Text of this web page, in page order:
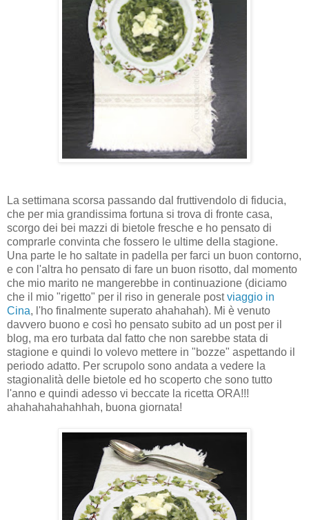
La settimana scorsa passando dal fruttivendolo di fiducia,
che per mia grandissima fortuna si trova di fronte casa,
scorgo dei bei mazzi di bietole fresche e ho pensato di
comprarle convinta che fossero le ultime della stagione.
Una parte le ho saltate in padella per farci un buon contorno,
e con l'altra ho pensato di fare un buon risotto, dal momento
che mio marito ne mangerebbe in continuazione (diciamo
che il mio "rigetto" per il riso in generale postviaggio in
Cina, l'ho finalmente superato ahahahah). Mi è venuto
davvero buono e così ho pensato subito ad un post per il
blog, ma ero turbata dal fatto che non sarebbe stata di
stagione e quindi lo volevo mettere in "bozze" aspettando il
periodo adatto. Per scrupolo sono andata a vedere la
stagionalità delle bietole ed ho scoperto che sono tutto
l'anno e quindi adesso vi beccate la ricetta ORA!!!
ahahahahahahhah, buona giornata!